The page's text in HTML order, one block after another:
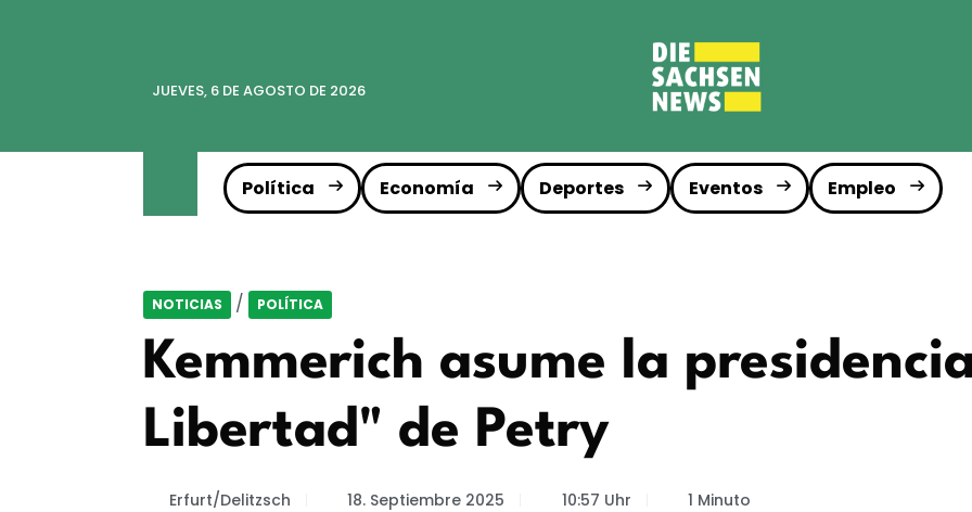
JUEVES, 6 DE AGOSTO DE 2026
Política Economía Deportes Eventos Empleo
NOTICIAS / POLÍTICA
Kemmerich asume la
Libertad" de Petry
Erfurt/Delitzsch 18. Septiembre 2025 10:57 Uhr 1 Minuto